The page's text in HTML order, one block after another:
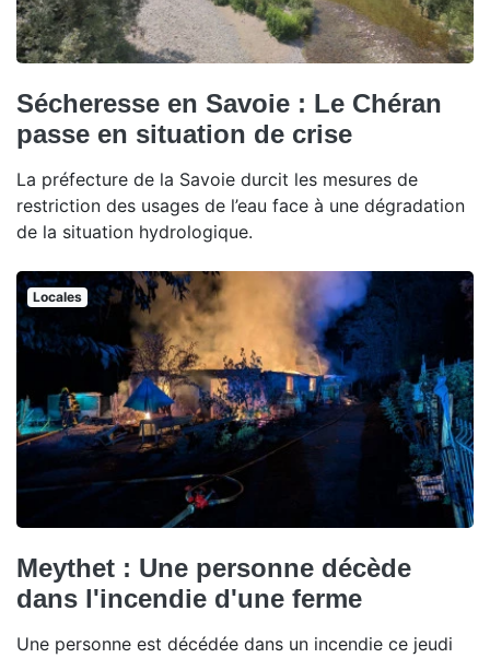
Sécheresse en Savoie : Le Chéran
passe en situation de crise
La préfecture de la Savoie durcit les mesures de
restriction des usages de l’eau face à une dégradation
de la situation hydrologique.
Locales
Meythet : Une personne décède
dans l'incendie d'une ferme
Une personne est décédée dans un incendie ce jeudi